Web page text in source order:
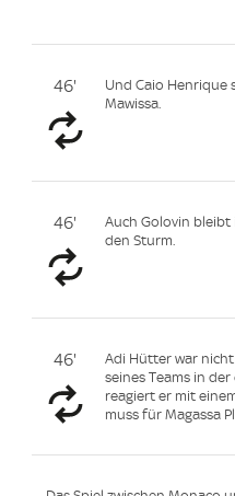
46'
Und Caio Henrique
Mawissa.
46'
Auch Golovin bleibt
den Sturm.
46'
Adi Hütter war
seines Teams in
reagiert er mit
muss für Magassa